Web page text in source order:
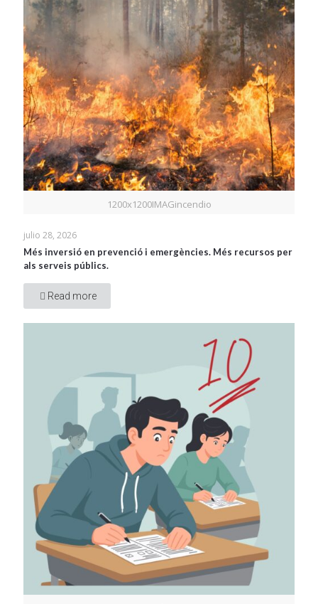
1200x1200IMAGincendio
julio 28, 2026
Més inversió en prevenció i emergències. Més recursos per
als serveis públics.
Read more